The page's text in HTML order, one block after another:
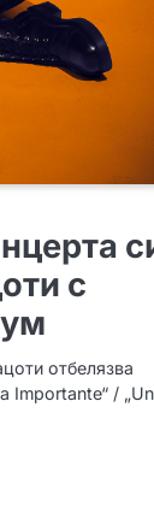
с
отбелязва
Importante“ /